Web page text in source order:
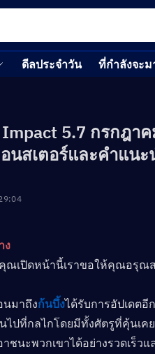
ดีลประจำวัน ที่กำลังจะม
5.7 กรกฎา
นสเตอร์และคำแน
ง
ณเปิดหน้านี้เราขอให้คุณอรุณ
นมาถึงก้นบึ้งได้รับการอัปเดตอี
นไปที่กลไกโดยมีทั้งศัตรูที่คุ้นเ
ชนะพวกเขาได้อย่างรวดเร็